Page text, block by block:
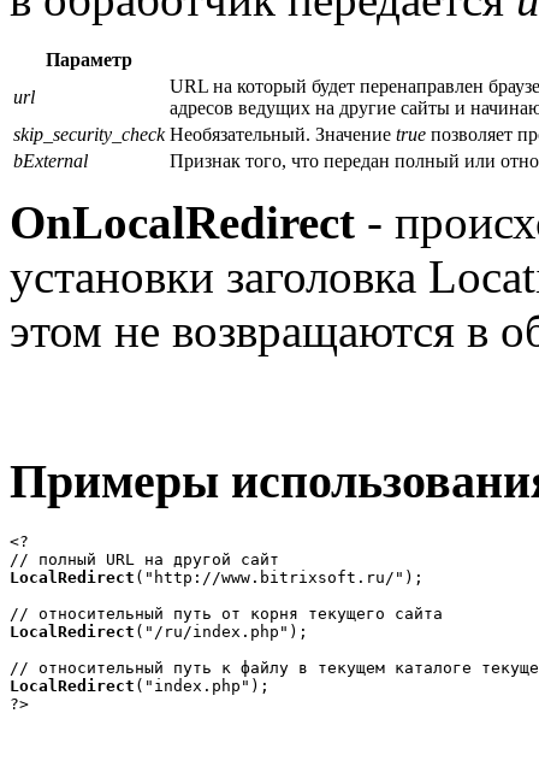
Параметр
url
URL на который будет перенаправлен
адресов ведущих на другие сайты и
skip_security_check Необязательный. Значение true позволяет
bExternal
Признак того, что передан полный или
OnLocalRedirect -
установки заголовка
этом не возвращаются в
Примеры
<?
LocalRedirect ("http://www.bitrixsoft.ru/");
LocalRedirect ("/ru/index.php");
LocalRedirect ("index.php");
?>